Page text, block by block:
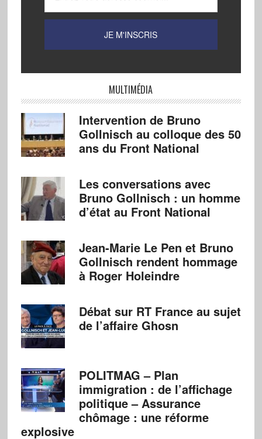
MULTIMÉDIA
Intervention de Bruno
Gollnisch au colloque des 50
ans du Front National
Les conversations avec
Bruno Gollnisch : un homme
d’état au Front National
Jean-Marie Le Pen et Bruno
Gollnisch rendent hommage
à Roger Holeindre
Débat sur RT France au sujet
de l’affaire Ghosn
POLITMAG – Plan
immigration : de l’affichage
politique – Assurance
chômage : une réforme
explosive